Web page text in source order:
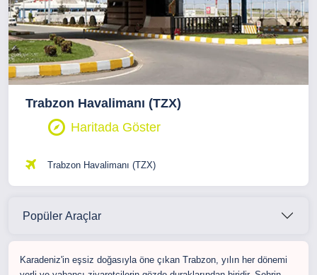
Karadeniz'in eşsiz doğasıyla öne çıkan Trabzon, yılın her dönemi
Trabzon Havalimanı (TZX)
Haritada Göster
Trabzon Havalimanı (TZX)
Popüler Araçlar